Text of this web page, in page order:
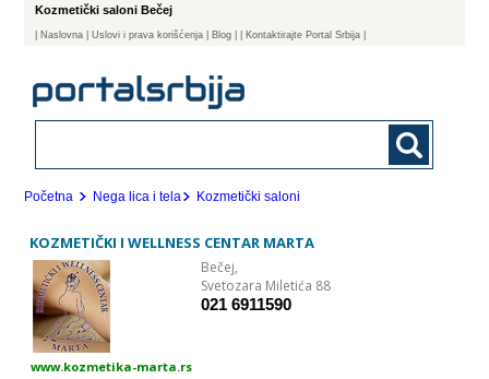
Kozmetički saloni Bečej
Naslovna | Uslovi i prava korišćenja Blog | Kontaktirajte Portal Srbija |
Početna Nega lica i tela Kozmetički saloni
KOZMETIČKI I WELLNESS CENTAR MARTA
Bečej,
Svetozara Miletića 88
021 6911590
www.kozmetika-marta.rs